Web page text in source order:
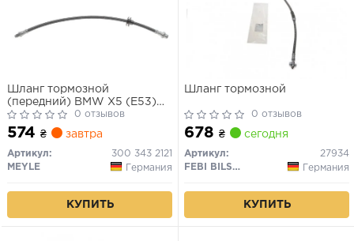
Шланг тормозной
(передний) BMW X5 (E53)
00-06
0 отзывов
574 ₴ завтра
Артикул:
300 343 2121
MEYLE
Германия
КУПИТЬ
Шланг тормозной
0 отзывов
678 ₴ сегодня
Артикул:
27934
FEBI BILSTEIN
Германия
КУПИТЬ